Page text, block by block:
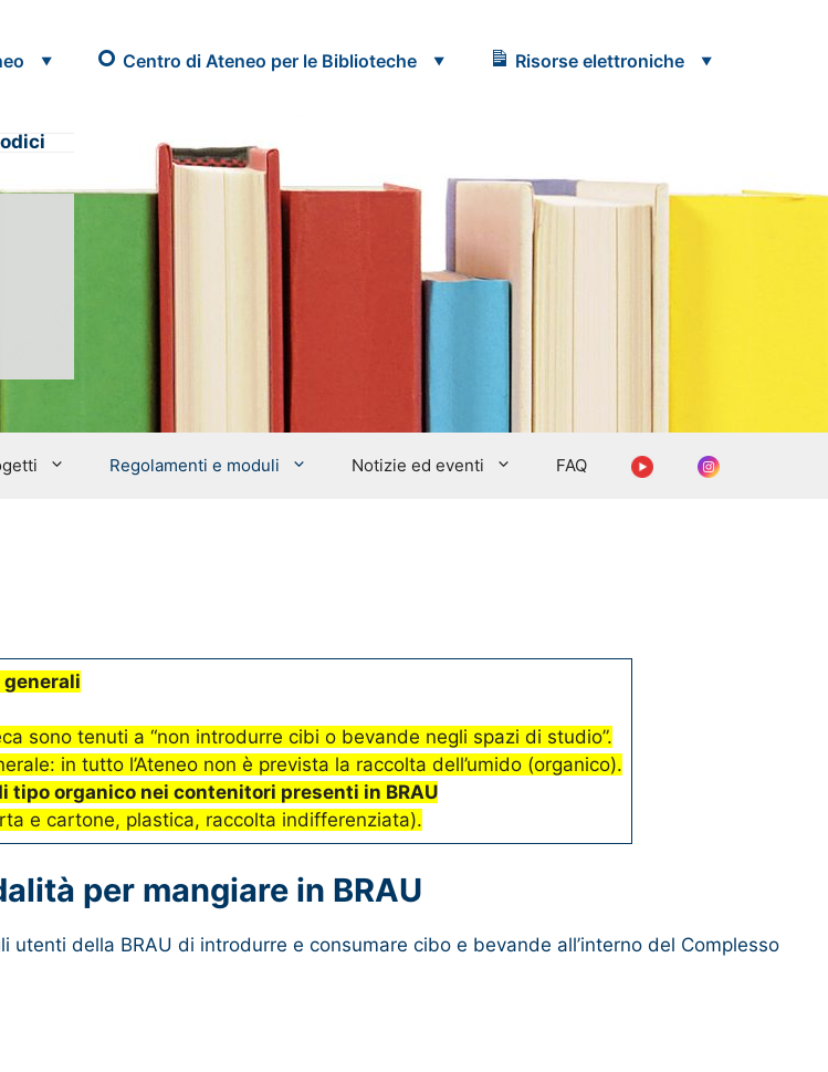
Centro di Ateneo per le Biblioteche Risorse elettroniche
Regolamenti e moduli Notizie ed eventi FAQ YoutubeInstagram
generali
sono tenuti a “non introdurre cibi o bevande negli spazi di studio”.
in tutto l’Ateneo non è prevista la raccolta dell’umido (organico).
organico nei contenitori presenti in BRAU
e cartone, plastica, raccolta indifferenziata).
per mangiare in BRAU
utenti della BRAU di introdurre e consumare cibo e bevande all’interno del Complesso